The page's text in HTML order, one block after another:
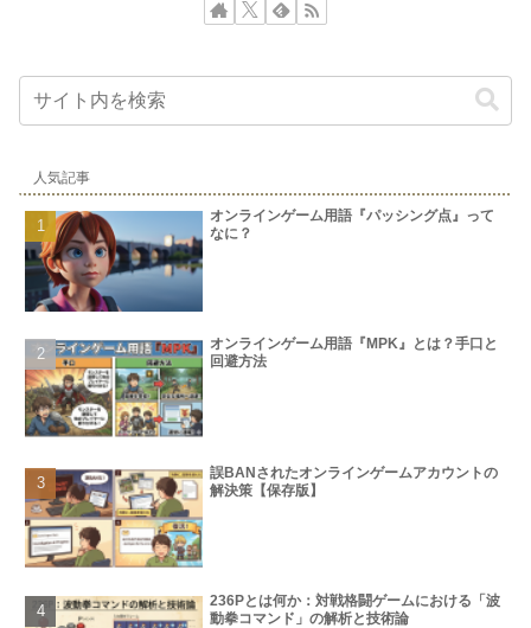
人気記事
オンラインゲーム用語『パッシング点』って
なに？
オンラインゲーム用語『MPK』とは？手口と
回避方法
誤BANされたオンラインゲームアカウントの
解決策【保存版】
236Pとは何か：対戦格闘ゲームにおける「波
動拳コマンド」の解析と技術論